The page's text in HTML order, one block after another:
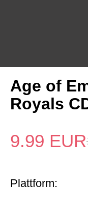
Age of
Royals
9.99 EUR
Plattform: